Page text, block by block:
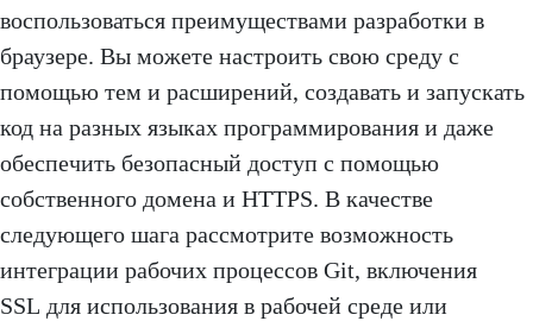
воспользоваться преимуществами разработки в
браузере. Вы можете настроить свою среду с
помощью тем и расширений, создавать и запускать
код на разных языках программирования и даже
обеспечить безопасный доступ с помощью
собственного домена и HTTPS. В качестве
следующего шага рассмотрите возможность
интеграции рабочих процессов Git, включения
SSL для использования в рабочей среде или